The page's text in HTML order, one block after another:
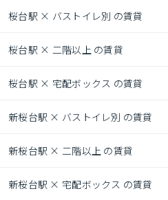
桜台駅 × バストイレ別 の賃貸
桜台駅 × 二階以上 の賃貸
桜台駅 × 宅配ボックス の賃貸
新桜台駅 × バストイレ別 の賃貸
新桜台駅 × 二階以上 の賃貸
新桜台駅 × 宅配ボックス の賃貸